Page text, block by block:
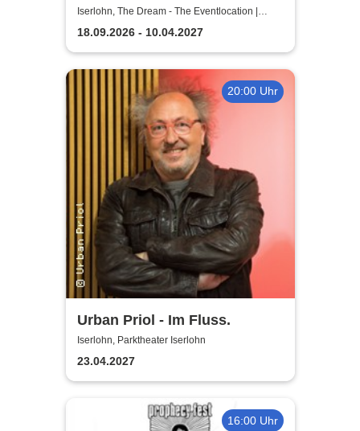
Testament à la Carte
Iserlohn, The Dream - The Eventlocation |
Iserlohn
18.09.2026 - 10.04.2027
20:00 Uhr
Urban Priol - Im Fluss.
Iserlohn, Parktheater Iserlohn
23.04.2027
16:00 Uhr